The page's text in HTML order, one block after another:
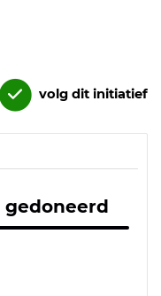
volg dit initiatief
gedoneerd